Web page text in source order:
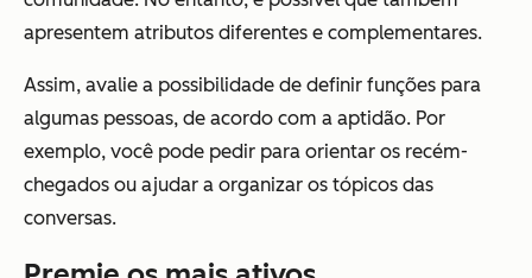
apresentem atributos diferentes e complementares.
Assim, avalie a possibilidade de definir funções para
algumas pessoas, de acordo com a aptidão. Por
exemplo, você pode pedir para orientar os recém-
chegados ou ajudar a organizar os tópicos das
conversas.